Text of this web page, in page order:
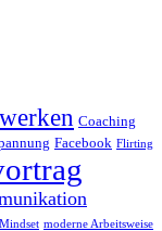
Coaching
Facebook Flirting
Mindset moderne Arbeitsweise